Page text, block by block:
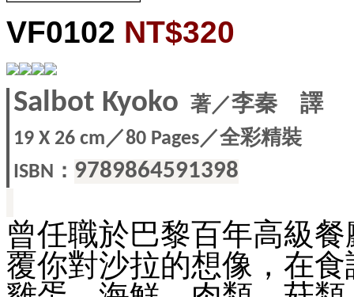
VF0102 NT$320
Salbot Kyoko 著／李秦譯
19 X 26 cm／80 Pages／全彩精裝
ISBN ： 9789864591398
曾任職於巴黎百年高級
覆你對沙拉的想像，在